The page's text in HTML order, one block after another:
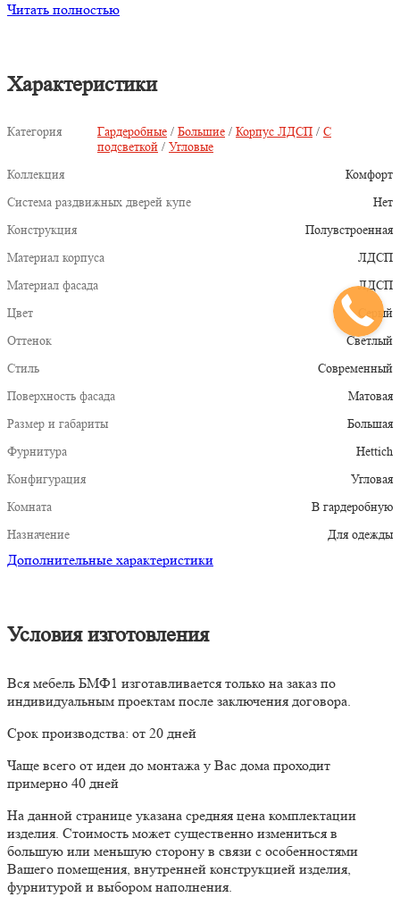
Читать полностью
Характеристики
Категория Гардеробные / Большие / Корпус ЛДСП / С
подсветкой / Угловые
Коллекция
Комфорт
Система раздвижных дверей купе
Нет
Конструкция
Полувстроенная
Материал корпуса
ЛДСП
Материал фасада
ЛДСП
Цвет
Серый
Оттенок
Светлый
Стиль
Современный
Поверхность фасада
Матовая
Размер и габариты
Большая
Фурнитура
Hettich
Конфигурация
Угловая
Комната
В гардеробную
Назначение
Для одежды
Дополнительные характеристики
Условия изготовления
Вся мебель БМФ1 изготавливается только на заказ по
индивидуальным проектам после заключения договора.
Срок производства: от 20 дней
Чаще всего от идеи до монтажа у Вас дома проходит
примерно 40 дней
На данной странице указана средняя цена комплектации
изделия. Стоимость может существенно измениться в
большую или меньшую сторону в связи с особенностями
Вашего помещения, внутренней конструкцией изделия,
фурнитурой и выбором наполнения.